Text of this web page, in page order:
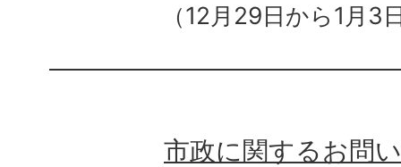
（12月29日から1月3
市政に関するお問